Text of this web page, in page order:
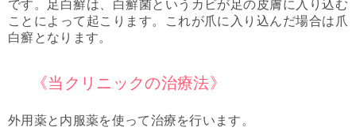
です。足白癬は、白癬菌というカビが足の皮膚に入り込む
ことによって起こります。これが爪に入り込んだ場合は爪
白癬となります。
《当クリニックの治療法》
外用薬と内服薬を使って治療を行います。